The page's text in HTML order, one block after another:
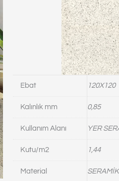
Ebat 120X120
Kalınlık mm 0,85
Kullanım Alanı YER
Kutu/m2 1,44
Material SERAMİK